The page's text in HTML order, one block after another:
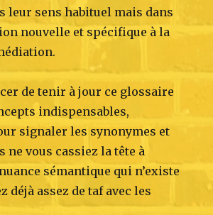
leur sens habituel mais dans
nouvelle et spécifique à la
de tenir à jour ce glossaire
indispensables,
signaler les synonymes et
ne vous cassiez la tête à
sémantique qui n’existe
déjà assez de taf avec les